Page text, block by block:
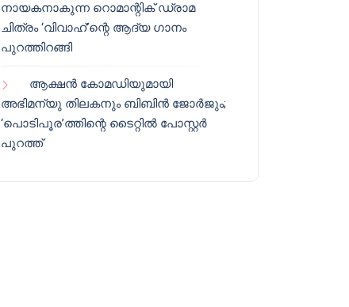
നായകനാകുന്ന റൊമാന്റിക് ഡ്രാമ
ചിത്രം ‘വിവാഹ്’ന്റെ ആദ്യ ഗാനം
പുറത്തിറങ്ങി
ആക്ഷൻ കോമഡിയുമായി
അഭിമന്യു തിലകനും ബിബിൻ ജോർജും;
‘പൊടിപൂര’ത്തിന്റെ ടൈറ്റിൽ പോസ്റ്റർ
പുറത്ത്